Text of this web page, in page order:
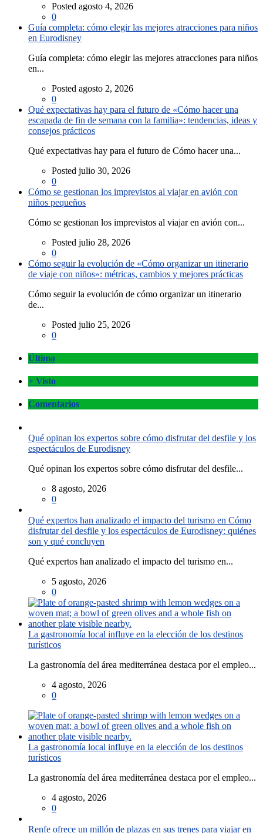
Posted agosto 4, 2026
0
Guía completa: cómo elegir las mejores atracciones para niños
en Eurodisney
Guía completa: cómo elegir las mejores atracciones para niños
en...
Posted agosto 2, 2026
0
Qué expectativas hay para el futuro de «Cómo hacer una
escapada de fin de semana con la familia»: tendencias, ideas y
consejos prácticos
Qué expectativas hay para el futuro de Cómo hacer una...
Posted julio 30, 2026
0
Cómo se gestionan los imprevistos al viajar en avión con
niños pequeños
Cómo se gestionan los imprevistos al viajar en avión con...
Posted julio 28, 2026
0
Cómo seguir la evolución de «Cómo organizar un itinerario
de viaje con niños»: métricas, cambios y mejores prácticas
Cómo seguir la evolución de cómo organizar un itinerario
de...
Posted julio 25, 2026
0
Última
+ Visto
Comentarios
Qué opinan los expertos sobre cómo disfrutar del desfile y los
espectáculos de Eurodisney
Qué opinan los expertos sobre cómo disfrutar del desfile...
8 agosto, 2026
0
Qué expertos han analizado el impacto del turismo en Cómo
disfrutar del desfile y los espectáculos de Eurodisney: quiénes
son y qué concluyen
Qué expertos han analizado el impacto del turismo en...
5 agosto, 2026
0
La gastronomía local influye en la elección de los destinos
turísticos
La gastronomía del área mediterránea destaca por el empleo...
4 agosto, 2026
0
La gastronomía local influye en la elección de los destinos
turísticos
La gastronomía del área mediterránea destaca por el empleo...
4 agosto, 2026
0
Renfe ofrece un millón de plazas en sus trenes para viajar en